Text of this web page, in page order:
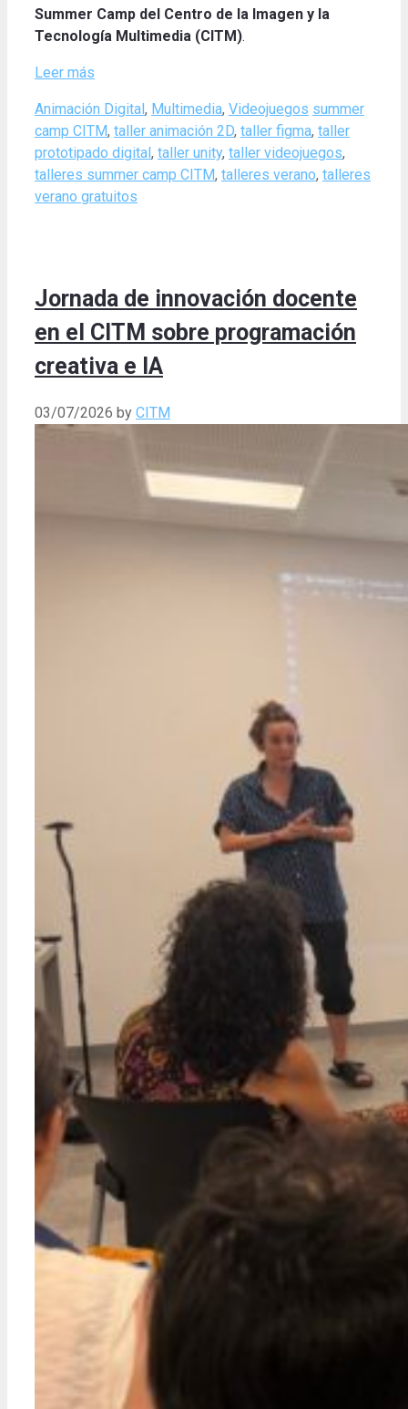
Summer Camp del Centro de la Imagen y la
Tecnología Multimedia (CITM).
Leer más
Categories
Animación Digital, Multimedia, Videojuegos Tags
summer
camp CITM, taller animación 2D, taller figma, taller
prototipado digital, taller unity, taller videojuegos,
talleres summer camp CITM, talleres verano, talleres
verano gratuitos
Jornada de innovación docente
en el CITM sobre programación
creativa e IA
03/07/2026 by CITM